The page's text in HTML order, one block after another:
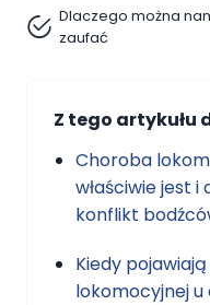
Dlaczego można
zaufać
Z tego artykułu
Choroba
właściwie jest
konflikt
Kiedy
lokomocyjnej u